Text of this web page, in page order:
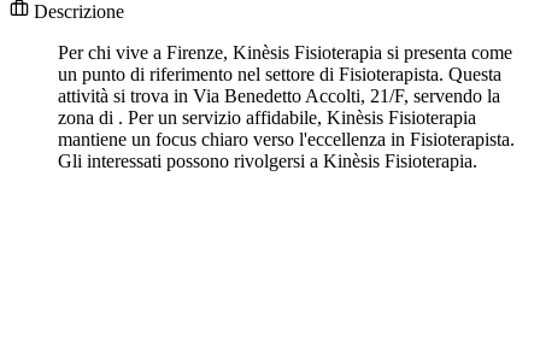
Descrizione
Per chi vive a Firenze, Kinèsis Fisioterapia si presenta come
un punto di riferimento nel settore di Fisioterapista. Questa
attività si trova in Via Benedetto Accolti, 21/F, servendo la
zona di . Per un servizio affidabile, Kinèsis Fisioterapia
mantiene un focus chiaro verso l'eccellenza in Fisioterapista.
Gli interessati possono rivolgersi a Kinèsis Fisioterapia.